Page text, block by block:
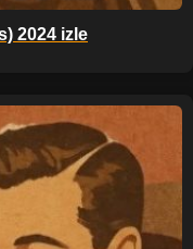
2024 izle